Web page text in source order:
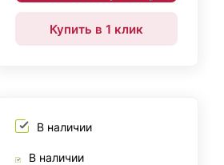
Купить в 1 клик
В наличии
В наличии